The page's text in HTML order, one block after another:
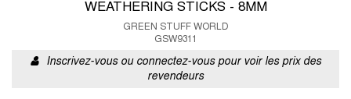
WEATHERING STICKS - 8MM
GREEN STUFF WORLD
GSW9311
Inscrivez-vous ou connectez-vous pour voir les prix des
revendeurs